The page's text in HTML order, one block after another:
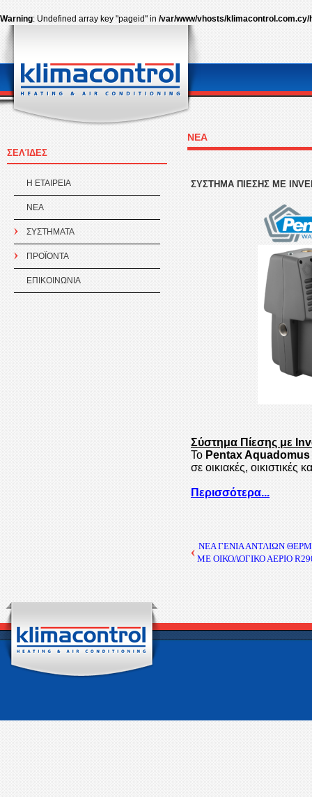
Warning: Undefined array key "pageid" in /var/www/vhosts/
ΣΕΛΊΔΕΣ
Η ΕΤΑΙΡEΙΑ
ΝΕΑ
ΣΥΣΤΗΜΑΤΑ
ΠΡΟÏΟΝΤΑ
ΕΠΙΚΟΙΝΩΝΙΑ
ΝΕΑ
ΣΥΣΤΗΜΑ ΠΙΕΣΗΣ ΜΕ
Σύστημα Πίεσης με
Το Pentax Aquadomus
σε οικιακές, οικιστικές
Περισσότερα...
ΝΕΑ ΓΕΝΙΑ ΑΝΤΛΙΩΝ
ΜΕ ΟΙΚΟΛΟΓΙΚΟ ΑΕΡΙΟ